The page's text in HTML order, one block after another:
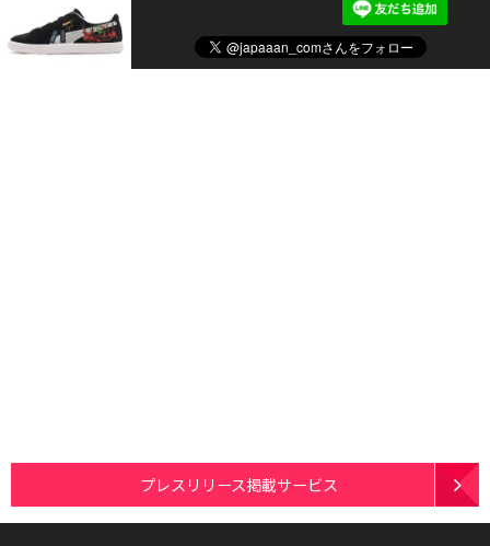
プレスリリース掲載サービス